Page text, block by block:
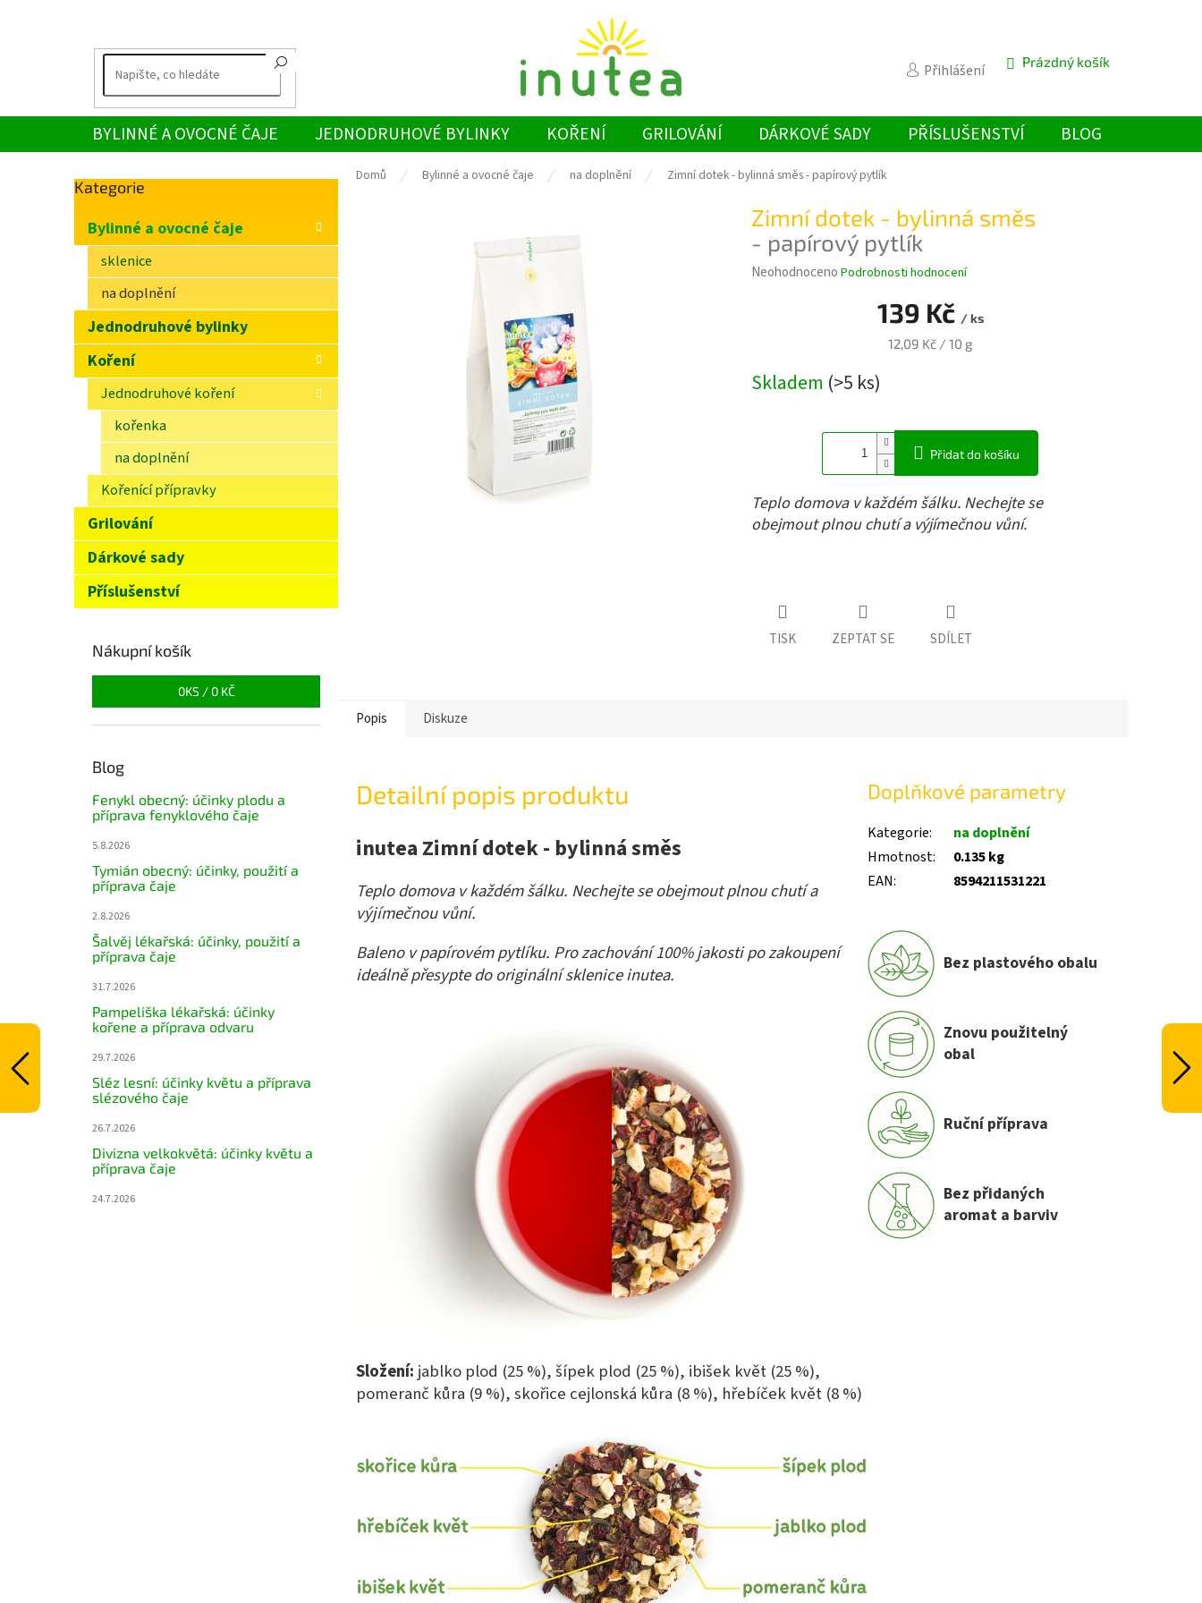
Přihlášení
NÁKUPNÍ
Prázdný košík
BYLINNÉ A OVOCNÉ ČAJE JEDNODRUHOVÉ BYLINKY KOŘENÍ GRILOVÁNÍ DÁRKOVÉ SADY PŘÍSLUŠENSTVÍ BLOG
Domů Bylinné a ovocné čaje na doplnění Zimní dotek - bylinná směs- papírový pytlík
P
n
p
Přeskočit
Kategorie
Bylinné a ovocné čaje
sklenice
na doplnění
Jednodruhové bylinky
Koření
Jednodruhové koření
kořenka
na doplnění
Kořenící přípravky
Grilování
Dárkové sady
Příslušenství
Nákupní košík
0KS / 0 KČ
Blog
Fenykl obecný: účinky plodu a
příprava fenyklového čaje
5.8.2026
Tymián obecný: účinky, použití a
příprava čaje
2.8.2026
Šalvěj lékařská: účinky, použití a
příprava čaje
31.7.2026
Pampeliška lékařská: účinky
kořene a příprava odvaru
29.7.2026
Sléz lesní: účinky květu a příprava
slézového čaje
26.7.2026
Divizna velkokvětá: účinky květu a
příprava čaje
24.7.2026
Zimní dotek - bylinná směs
- papírový pytlík
Průměrné
5
Neohodnoceno Podrobnosti hodnocení
139 Kč / ks
Měrná
12,09 Kč / 10 g
Skladem (>5 ks)
Přidat do košíku
Teplo domova v každém šálku. Nechejte se
obejmout plnou chutí a výjímečnou vůní.
TISK ZEPTAT SE SDÍLET
Popis Diskuze
Detailní popis produktu
inutea Zimní dotek - bylinná směs
Teplo domova v každém šálku. Nechejte se obejmout plnou chutí a
výjímečnou vůní.
Baleno v papírovém pytlíku. Pro zachování 100% jakosti po zakoupení
ideálně přesypte do originální sklenice inutea.
Složení: jablko plod (25 %), šípek plod (25 %), ibišek květ (25 %),
pomeranč kůra (9 %), skořice cejlonská kůra (8 %), hřebíček květ (8 %)
Doplňkové parametry
Kategorie:
na doplnění
Hmotnost:
0.135 kg
EAN: 8594211531221
Bez plastového obalu
Znovu použitelný
obal
Ruční příprava
Bez přidaných
aromat a barviv